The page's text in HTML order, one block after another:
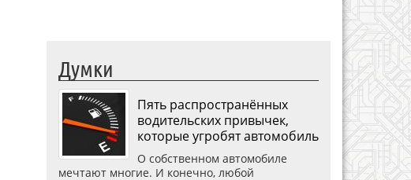
Думки
Пять распространённых
водительских привычек,
которые угробят автомобиль
О собственном автомобиле
мечтают многие. И конечно, любой